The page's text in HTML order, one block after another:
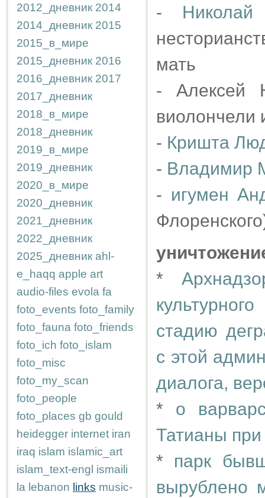
2012_дневник 2014
2014_дневник 2015
2015_в_мире
2015_дневник 2016
2016_дневник 2017
2017_дневник
2018_в_мире
2018_дневник
2019_в_мире
2019_дневник
2020_в_мире
2020_дневник
2021_дневник
2022_дневник
2025_дневник ahl-
e_haqq apple art
audio-files evola fa
foto_events foto_family
foto_fauna foto_friends
foto_ich foto_islam
foto_misc
foto_my_scan
foto_people
foto_places gb gould
heidegger internet iran
iraq islam islamic_art
islam_text-engl ismaili
la lebanon links music-
-
мать
- Алексей
виолончели
- Кришта
- Владимир
- игумен
*
стадию
с этой
диалога,
* о
Татианы
* парк
вырублено